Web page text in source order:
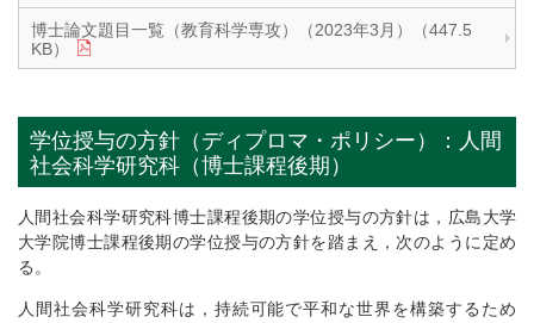
博士論文題目一覧（教育科学専攻）（2023年3月）（447.5
KB）
学位授与の方針（ディプロマ・ポリシー）：人間
社会科学研究科（博士課程後期）
人間社会科学研究科博士課程後期の学位授与の方針は，広島大学
大学院博士課程後期の学位授与の方針を踏まえ，次のように定め
る。
人間社会科学研究科は，持続可能で平和な世界を構築するため